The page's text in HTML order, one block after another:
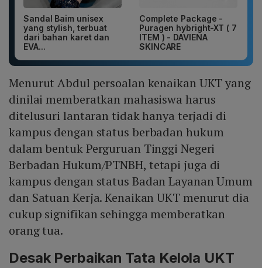
Sandal Baim unisex
yang stylish, terbuat
dari bahan karet dan
EVA...
Complete Package -
Puragen hybright-XT ( 7
ITEM ) - DAVIENA
SKINCARE
Menurut Abdul persoalan kenaikan UKT yang
dinilai memberatkan mahasiswa harus
ditelusuri lantaran tidak hanya terjadi di
kampus dengan status berbadan hukum
dalam bentuk Perguruan Tinggi Negeri
Berbadan Hukum/PTNBH, tetapi juga di
kampus dengan status Badan Layanan Umum
dan Satuan Kerja. Kenaikan UKT menurut dia
cukup signifikan sehingga memberatkan
orang tua.
Desak Perbaikan Tata Kelola UKT